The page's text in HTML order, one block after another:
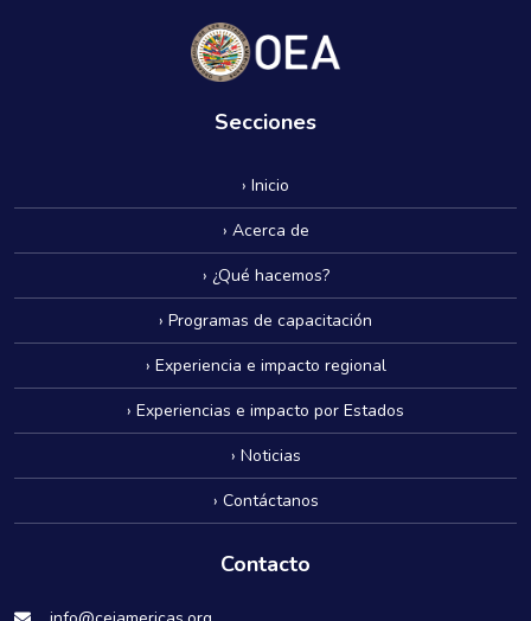
Secciones
› Inicio
› Acerca de
› ¿Qué hacemos?
› Programas de capacitación
› Experiencia e impacto regional
› Experiencias e impacto por Estados
› Noticias
› Contáctanos
Contacto